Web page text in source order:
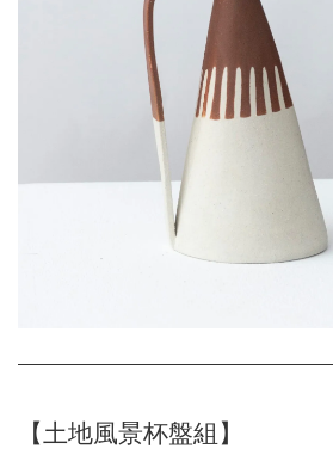
【土地風景杯盤組】